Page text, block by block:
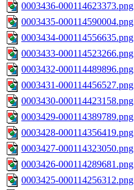
0003436-000114623373.png
0003435-000114590004.png
0003434-000114556635.png
0003433-000114523266.png
0003432-000114489896.png
0003431-000114456527.png
0003430-000114423158.png
0003429-000114389789.png
0003428-000114356419.png
0003427-000114323050.png
0003426-000114289681.png
0003425-000114256312.png